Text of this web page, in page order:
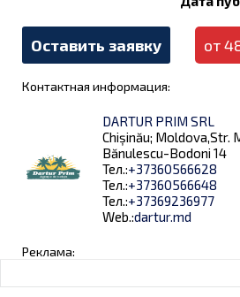
Оставить заявку от
Контактная информация:
DARTUR PRIM SRL
Chișinău; Moldova,Str.
Bănulescu-Bodoni 14
Тел.:+37360566628
Тел.:+37360566648
Тел.:+37369236977
Web.:dartur.md
Реклама: